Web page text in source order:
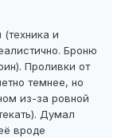
и
Броню
Проливки от
темнее, но
из-за ровной
Думал
вроде